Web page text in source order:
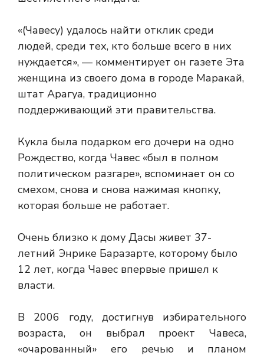
«(Чавесу) удалось найти отклик среди
людей, среди тех, кто больше всего в них
нуждается», — комментирует он газете Эта
женщина из своего дома в городе Маракай,
штат Арагуа, традиционно
поддерживающий эти правительства.
Кукла была подарком его дочери на одно
Рождество, когда Чавес «был в полном
политическом разгаре», вспоминает он со
смехом, снова и снова нажимая кнопку,
которая больше не работает.
Очень близко к дому Дасы живет 37-
летний Энрике Баразарте, которому было
12 лет, когда Чавес впервые пришел к
власти.
В 2006 году, достигнув избирательного
возраста, он выбрал проект Чавеса,
«очарованный» его речью и планом